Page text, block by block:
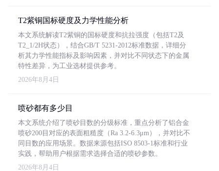
T2紫铜国标硬度及力学性能分析
本文系统解读T2紫铜的国标硬度和抗拉强度（包括T2及
T2_1/2H状态），结合GB/T 5231-2012标准数据，详细分
析其力学性能指标及影响因素，并对比不同状态下的金属
特性差异，为工业选材提供参考。
2026年8月4日
喷砂都有多少目
本文系统介绍了喷砂目数的分级标准，重点分析了铝合金
喷砂200目对应的表面粗糙度（Ra 3.2-6.3μm），并对比不
同目数的应用场景。数据来源包括ISO 8503-1标准和行业
实践，帮助用户根据需求选择合适的喷砂参数。
2026年8月4日